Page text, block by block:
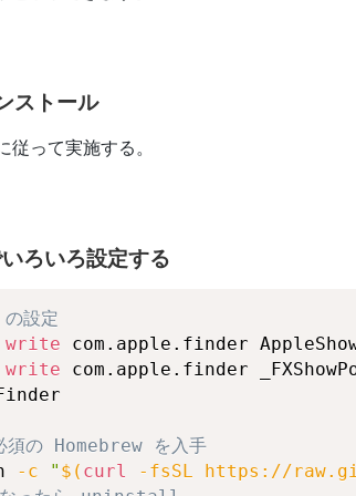
ストール
従って実施する。
ろいろ設定する
設定
write com.apple.finder
write com.apple.finder
の Homebrew を入手
-c " $( curl -fsSL https://